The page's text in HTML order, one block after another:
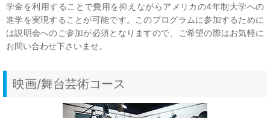
学金を利用することで費用を抑えながらアメリカの4年制大学への
進学を実現することが可能です。このプログラムに参加するために
は説明会へのご参加が必須となりますので、ご希望の際はお気軽に
お問い合わせ下さいませ。
映画/舞台芸術コース